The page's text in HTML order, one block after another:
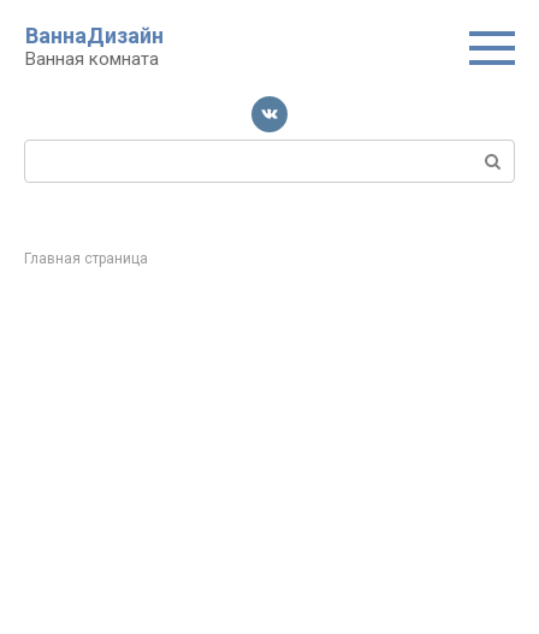
контенту
ВаннаДизайн
Ванная комната
Поиск:
Главная страница